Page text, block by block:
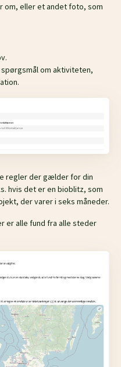
om, eller et andet foto, som
spørgsmål om aktiviteten,
regler der gælder for din
hvis det er en bioblitz, som
der varer i seks måneder.
er alle fund fra alle steder